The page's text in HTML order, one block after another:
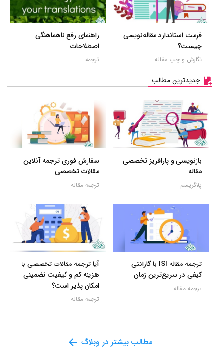
فرمت استاندارد مقاله‌نویسی
چیست؟
نگارش و چاپ مقاله
راهنمای رفع ناهماهنگی
اصطلاحات
ترجمه
جدیدترین مطالب
بازنویسی و پارافریز تخصصی
مقاله
پلاگریسم
سفارش فوری ترجمه آنلاین
مقالات تخصصی
ترجمه مقاله
ترجمه مقاله ISI با گارانتی
کیفی در سریع‌ترین زمان
ترجمه مقاله
آیا ترجمه مقالات تخصصی با
هزینه کم و کیفیت تضمینی
امکان پذیر است؟
ترجمه مقاله
مطالب بیشتر در وبلاگ